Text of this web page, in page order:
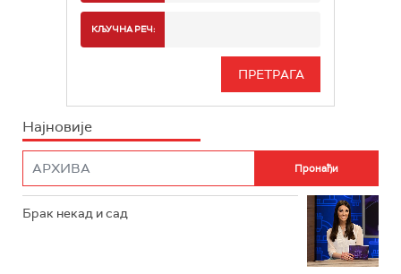
РТС 3
ИНФО
КЉУЧНА РЕЧ:
Најновије
Брак некад и сад